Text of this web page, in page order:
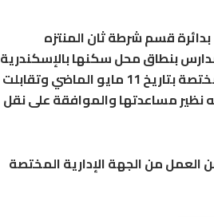
قسم شرطة ثان المنتزه
بنطاق محل سكنها بالإسكندرية
لإنفصالها عن زوجها، ولدى رفض إدارة المدرسة توجهت للجهة المختصة بتاريخ 11 مايو الماضي وتقابلت
نظير مساعدتها والموافقة على نقل
العمل من الجهة الإدارية المختصة